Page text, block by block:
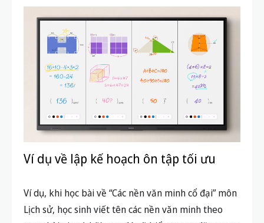
Ví dụ về lập kế hoạch ôn tập tối ưu
Ví dụ, khi học bài về “Các nền văn minh cổ đại” môn
Lịch sử, học sinh viết tên các nền văn minh theo
trục thời gian (chữ), sau đó vẽ biểu tượng đặc trưng
(hình ảnh) – vừa giúp hệ thống kiến thức, vừa kích
thích não ghi nhớ lâu.
Tận dụng nguồn tài liệu chất lượng